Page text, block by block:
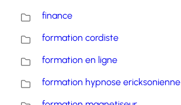
finance
formation cordiste
formation en ligne
formation hypnose ericksonienne